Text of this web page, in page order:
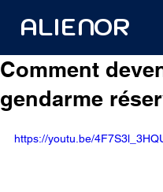
ALIENOR
Comment
gendarme
https://youtu.be/